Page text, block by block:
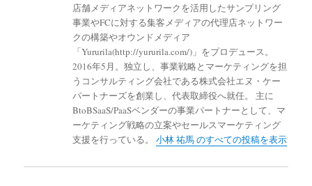
店舗メディアネットワークを活用したサンプリング
事業やFCに対する集客メディアの代理店ネットワー
クの構築やオウンドメディア
「Yururila(http://yururila.com/)」をプロデュース。
2016年5月。独立し、事業戦略とマーケティングを担
うコンサルティング会社である株式会社エヌ・ケー
パートナーズを創業し、代表取締役へ就任。 主に
BtoBSaaS/PaaSベンダーの事業パートナーとして、マ
ーケティング戦略の立案やセールスマーケティング
支援を行っている。小林 祐馬 のすべての投稿を表示